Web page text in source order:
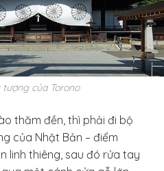
tượng của Torono
thăm đền, thì phải đi bộ
của Nhật Bản – điểm
linh thiêng, sau đó rửa tay